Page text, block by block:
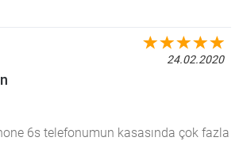
24.02.2020
6s telefonumun kasasında çok fazla